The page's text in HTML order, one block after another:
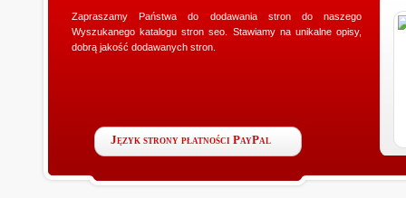
Zapraszamy Państwa do dodawania stron do naszego
Wyszukanego katalogu stron seo. Stawiamy na unikalne opisy,
dobrą jakość dodawanych stron.
Język strony płatności PayPal
www.ministerstwogadzetow.com
Poszukujesz doskonałego prezentu dla swojej
dziewczyny? Specjalnie dla Was utworzyliśmy sklep